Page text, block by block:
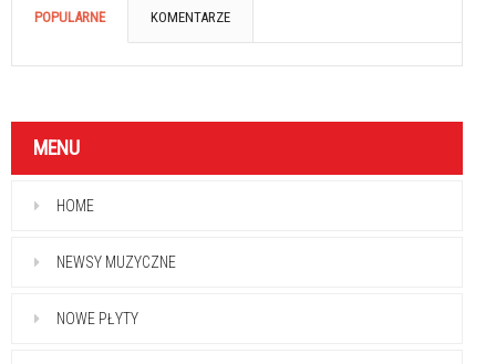
POPULARNE KOMENTARZE
MENU
HOME
NEWSY MUZYCZNE
NOWE PŁYTY